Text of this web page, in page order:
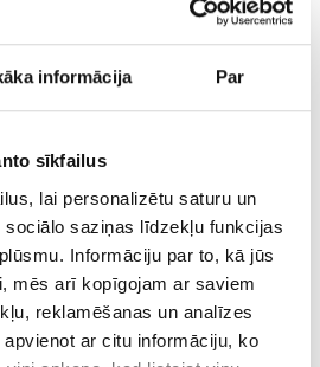
informācija Par
sīkfailus
lai personalizētu saturu un
sociālo saziņas līdzekļu funkcijas
Informāciju par to, kā jūs
mēs arī kopīgojam ar saviem
reklamēšanas un analīzes
ar citu informāciju, ko
dzērieni